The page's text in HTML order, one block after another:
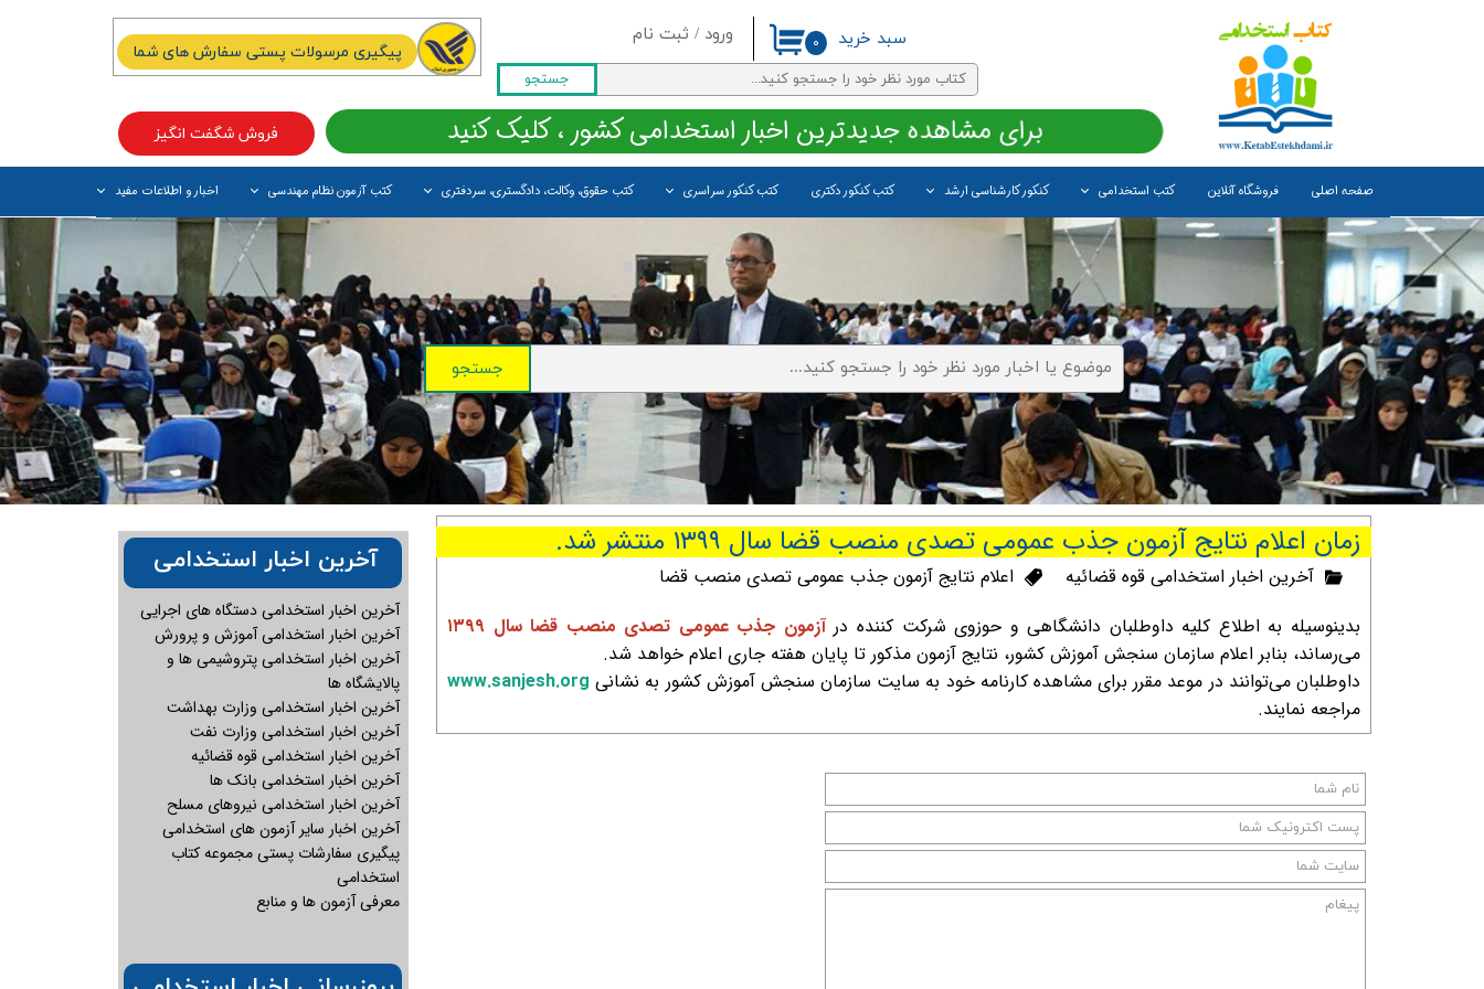
ورود / ثبت نام
حساب کاربری من
تغییر گذر واژه
سفارشات
خروج از حساب کاربری
جستجو
صفحه اصلی فروشگاه آنلاین کتب استخدامی کنکور کارشناسی ارشد کتب کنکور دکتری کتب کنکور سراسری کتب حقوق، وکالت، دادگستری، سردفتری کتب آزمون نظام مهندسی اخبار و اطلاعات مفید
۰ سبد خرید
فروش شگفت انگیز برای مشاهده جدیدترین اخبار استخدامی کشور ، کلیک کنید
پیگیری مرسولات پستی سفارش های شما
جستجو
زمان اعلام نتایج آزمون جذب عمومی تصدی منصب قضا‌ سال ۱۳۹۹ منتشر شد.
آخرین اخبار استخدامی قوه قضائیه
اعلام نتایج آزمون جذب عمومی تصدی منصب قضا‌
بدینوسیله به اطلاع کلیه داوطلبان دانشگاهی و حوزوی شرکت کننده درآزمون جذب عمومی تصدی منصب قضا‌ سال ۱۳۹۹
می‌رساند، بنابر اعلام سازمان سنجش آموزش کشور، نتایج آزمون مذکور تا پایان هفته جاری اعلام خواهد شد.
داوطلبان می‌توانند در موعد مقرر برای مشاهده کارنامه خود به سایت سازمان سنجش‌ آموزش کشور به نشانی www.sanjesh.org
مراجعه نمایند.
آخرین اخبار استخدامی دستگاه های اجرایی
آخرین اخبار استخدامی آموزش و پرورش
آخرین اخبار استخدامی پتروشیمی ها و
پالایشگاه ها
آخرین اخبار استخدامی وزارت بهداشت
آخرین اخبار استخدامی وزارت نفت
آخرین اخبار استخدامی قوه قضائیه
آخرین اخبار استخدامی بانک ها
آخرین اخبار استخدامی نیروهای مسلح
آخرین اخبار سایر آزمون های استخدامی
پیگیری سفارشات پستی مجموعه کتاب
استخدامی
معرفی آزمون ها و منابع
آخرین اخبار استخدامی